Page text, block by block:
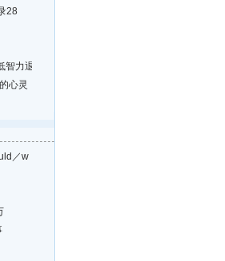
28
力退化的风险
心灵
／w